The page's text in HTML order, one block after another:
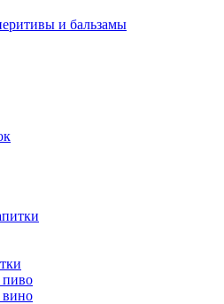
и бальзамы
пиво
вино